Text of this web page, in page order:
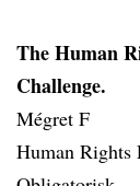
The Human
Challenge.
Mégret F
Human Rights